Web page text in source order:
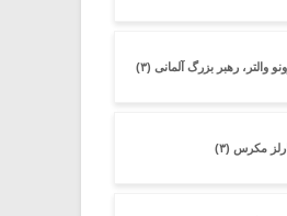
والتر، رهبر بزرگ آلمانی (۳)
مکرس (۳)